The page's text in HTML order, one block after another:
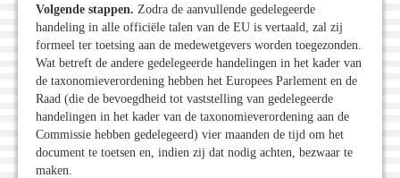
Volgende stappen. Zodra de aanvullende gedelegeerde
handeling in alle officiële talen van de EU is vertaald, zal zij
formeel ter toetsing aan de medewetgevers worden toegezonden.
Wat betreft de andere gedelegeerde handelingen in het kader van
de taxonomieverordening hebben het Europees Parlement en de
Raad (die de bevoegdheid tot vaststelling van gedelegeerde
handelingen in het kader van de taxonomieverordening aan de
Commissie hebben gedelegeerd) vier maanden de tijd om het
document te toetsen en, indien zij dat nodig achten, bezwaar te
maken.